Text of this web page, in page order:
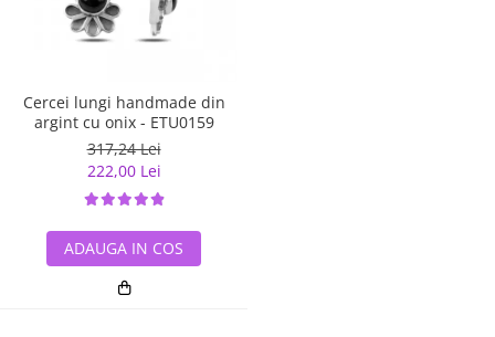
Cercei lungi handmade din
argint cu onix - ETU0159
317,24 Lei
222,00 Lei
ADAUGA IN COS